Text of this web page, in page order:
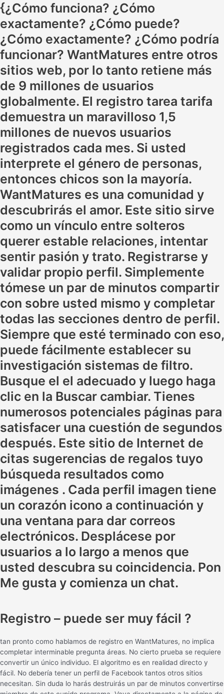
{¿Cómo funciona? ¿Cómo
exactamente? ¿Cómo puede?
¿Cómo exactamente? ¿Cómo podría
funcionar? WantMatures entre otros
sitios web, por lo tanto retiene más
de 9 millones de usuarios
globalmente. El registro tarea tarifa
demuestra un maravilloso 1,5
millones de nuevos usuarios
registrados cada mes. Si usted
interprete el género de personas,
entonces chicos son la mayoría.
WantMatures es una comunidad y
descubrirás el amor. Este sitio sirve
como un vínculo entre solteros
querer estable relaciones, intentar
sentir pasión y trato. Registrarse y
validar propio perfil. Simplemente
tómese un par de minutos compartir
con sobre usted mismo y completar
todas las secciones dentro de perfil.
Siempre que esté terminado con eso,
puede fácilmente establecer su
investigación sistemas de filtro.
Busque el el adecuado y luego haga
clic en la Buscar cambiar. Tienes
numerosos potenciales páginas para
satisfacer una cuestión de segundos
después. Este sitio de Internet de
citas sugerencias de regalos tuyo
búsqueda resultados como
imágenes . Cada perfil imagen tiene
un corazón icono a continuación y
una ventana para dar correos
electrónicos. Desplácese por
usuarios a lo largo a menos que
usted descubra su coincidencia. Pon
Me gusta y comienza un chat.
Registro – puede ser muy fácil ?
tan pronto como hablamos de registro en WantMatures, no implica
completar interminable pregunta áreas. No cierto prueba se requiere
convertir un único individuo. El algoritmo es en realidad directo y
fácil. No debería tener un perfil de Facebook tantos otros sitios
necesitan. Sin duda lo harás destruirás un par de minutos convertirse